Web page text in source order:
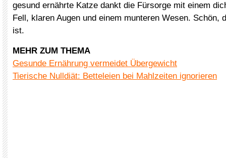
gesund ernährte Katze dankt die Fürsorge mit einem
Fell, klaren Augen und einem munteren Wesen. Schön,
ist.
MEHR ZUM THEMA
Gesunde Ernährung vermeidet Übergewicht
Tierische Nulldiät: Betteleien bei Mahlzeiten ignorieren